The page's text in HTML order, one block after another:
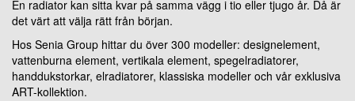
En radiator kan sitta kvar på samma vägg i tio eller tjugo år. Då är
det värt att välja rätt från början.
Hos Senia Group hittar du över 300 modeller: designelement,
vattenburna element, vertikala element, spegelradiatorer,
handdukstorkar, elradiatorer, klassiska modeller och vår exklusiva
ART-kollektion.